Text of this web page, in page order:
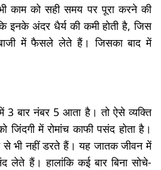
काम को सही समय पर पूरा करने की
इनके अंदर धैर्य की कमी होती है, जिस
में फैसले लेते हैं। जिसका बाद में
3 बार नंबर 5 आता है। तो ऐसे व्यक्ति
जिंदगी में रोमांच काफी पसंद होता है।
से भी नहीं डरते हैं। यह जातक जीवन में
लेते हैं। हालांकि कई बार बिना सोचे-